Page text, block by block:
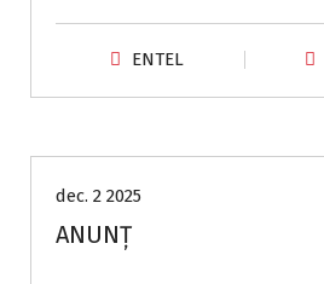
ENTEL
dec. 2 2025
ANUNȚ